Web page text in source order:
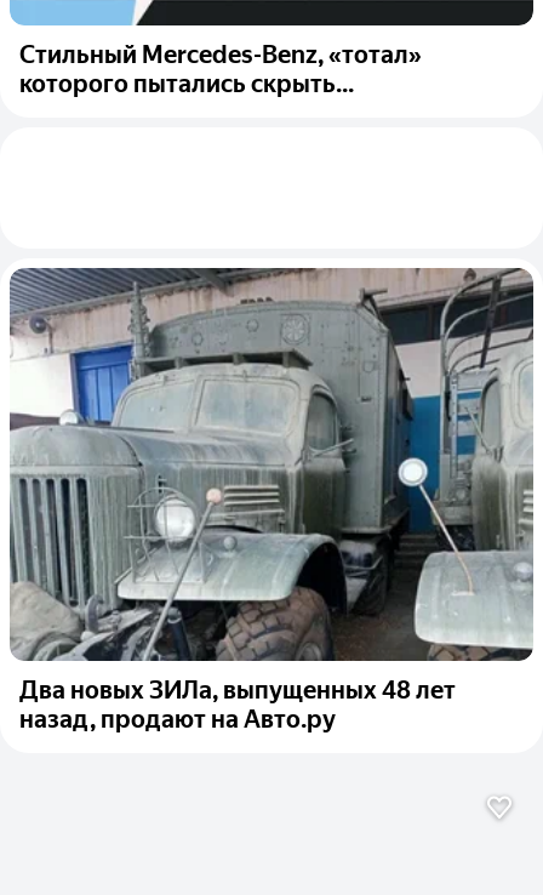
Стильный Mercedes-Benz, «тотал»
которого пытались скрыть...
Два новых ЗИЛа, выпущенных 48 лет
назад, продают на Авто.ру